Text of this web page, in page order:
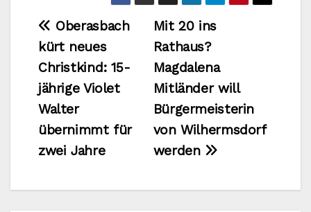
Beitragsnavigation
Mit 20 ins
Rathaus?
Magdalena
Mitländer will
Bürgermeisterin
von Wilhermsdorf
werden
Oberasbach
kürt neues
Christkind: 15-
jährige Violet
Walter
übernimmt für
zwei Jahre